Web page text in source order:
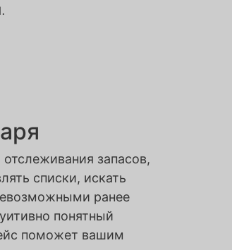
запасов,
списки, искать
ранее
понятный
поможет вашим